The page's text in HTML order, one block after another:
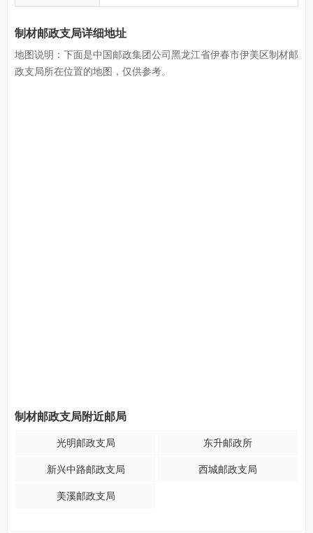
制材邮政支局详细地址
地图说明：下面是中国邮政集团公司黑龙江省伊春市伊美区制材邮
政支局所在位置的地图，仅供参考。
制材邮政支局附近邮局
光明邮政支局 东升邮政所
新兴中路邮政支局 西城邮政支局
美溪邮政支局